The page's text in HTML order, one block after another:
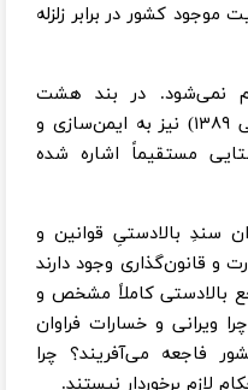
کشور در برابر زلزله
نمی‌شود. در بند هشت
سیاست‌های کلی شهرسازی (ابلاغی ۱۳۸۹) نیز به ایمن‌سازی و
مستقیماً اشاره شده
سندِ بالادستیِ قوانین و
و قانون‌گذاری وجود دارند
بالادستی کاملاً مشخص و
و خسارات فراوان
فاجعه می‌آفریند؟ چرا